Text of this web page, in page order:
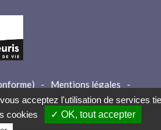
- Mentions légales
-
- Contact
vous acceptez l'utilisation de services
cookies
✓ OK, tout accepter